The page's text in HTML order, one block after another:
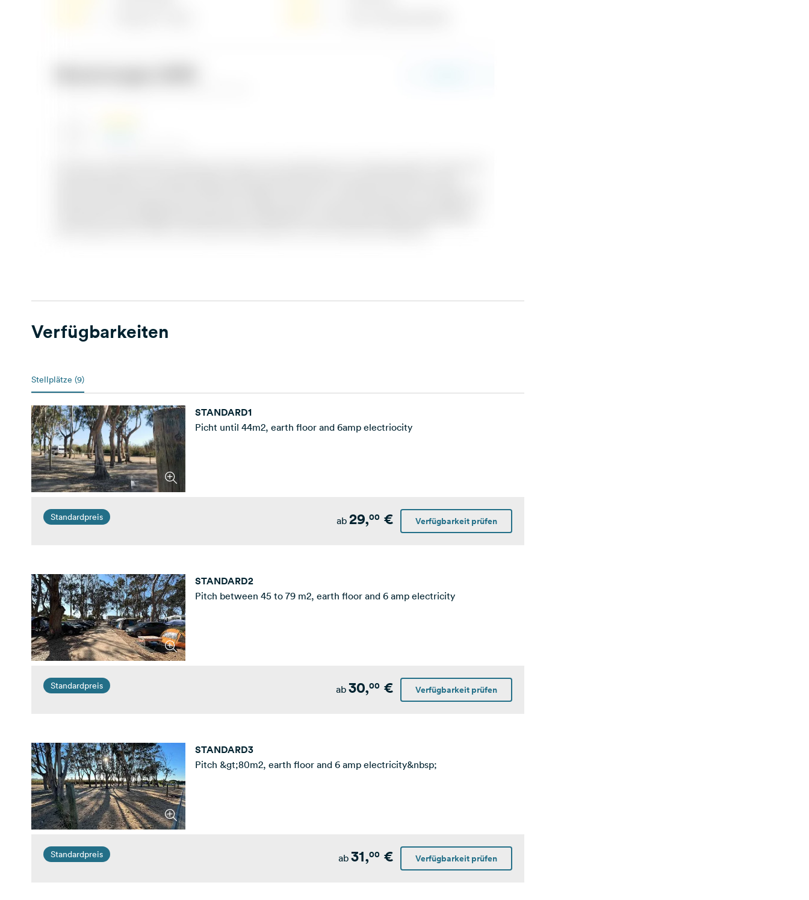
Verfügbarkeiten
Stellplätze (9)
STANDARD1
Picht until 44m2, earth floor and 6amp electriocity
Standardpreis ab 29,00€ Verfügbarkeit prüfen
STANDARD2
Pitch between 45 to 79 m2, earth floor and 6 amp electricity
Standardpreis ab 30,00€ Verfügbarkeit prüfen
STANDARD3
Pitch &gt;80m2, earth floor and 6 amp electricity&nbsp;
Standardpreis ab 31,00€ Verfügbarkeit prüfen